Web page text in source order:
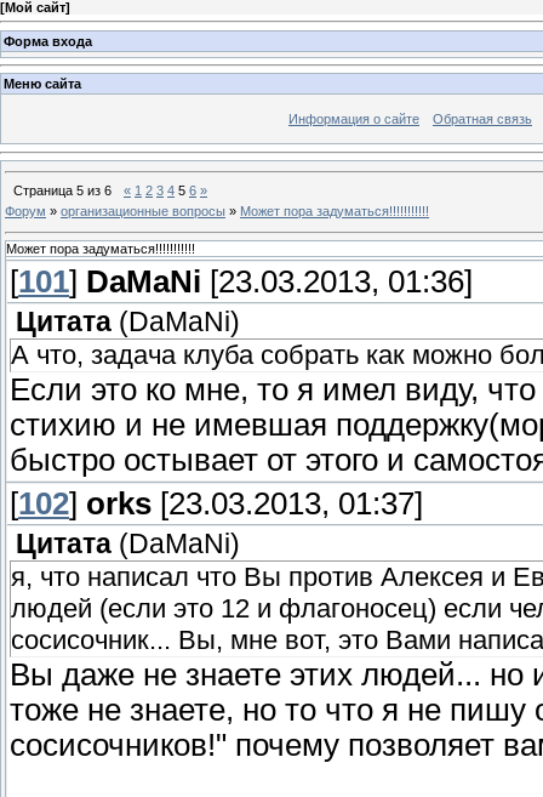
[Мой сайт]
Форма входа
Меню сайта
Информация о сайте Обратная связь
Страница 5 из 6 « 1 2 3 4 5 6 »
Форум » организационные вопросы » Может пора задуматься!!!!!!!!!!!
Может пора задуматься!!!!!!!!!!!
[101] DaMaNi [23.03.2013, 01:36]
Цитата ( DaMaNi)
А что, задача клуба собрать как можно
Если это ко мне, то я имел виду,
стихию и не имевшая
быстро остывает от этого и
[102] orks [23.03.2013, 01:37]
Цитата ( DaMaNi)
я, что написал что Вы против Алексея и
людей (если это 12 и флагоносец) если
сосисочник... Вы, мне вот, это Вами
Вы даже не знаете этих людей...
тоже не знаете, но то что я не
сосисочников!" почему позволяет